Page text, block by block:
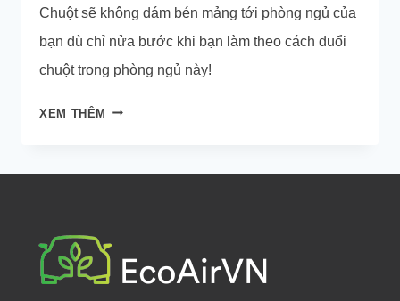
Chuột sẽ không dám bén mảng tới phòng ngủ của
bạn dù chỉ nửa bước khi bạn làm theo cách đuổi
chuột trong phòng ngủ này!
XEM THÊM PHÒNG
CHUỘT
ĐUỔI
CHUỘT
TRONG